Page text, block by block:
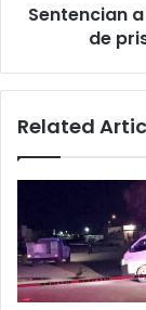
15
ret3ner
Sentencian
de
Related